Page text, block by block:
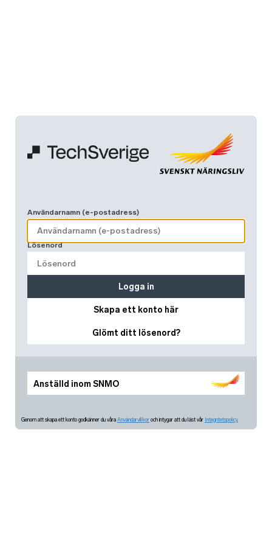
Anställd inom SNMO
Användarnamn (e-postadress)
Lösenord
Skapa ett konto här
Glömt ditt lösenord?
Logga in
Genom att skapa ett konto godkänner du våra Användarvillkor och intygar att du läst vår Integritetspolicy.